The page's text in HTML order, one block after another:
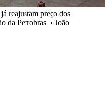
reajustam preço dos
da Petrobras • João